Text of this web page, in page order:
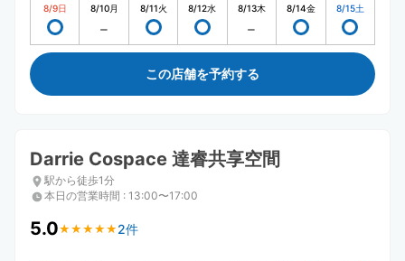
8/9日 8/10月 8/11火 8/12水 8/13木 8/14金 8/15土
この店舗を予約する
Darrie Cospace 達睿共享空間
駅から徒歩1分
本日の営業時間 : 13:00〜17:00
5.0★ ★ ★ ★ ★
★ ★ ★ ★ ★ 2件